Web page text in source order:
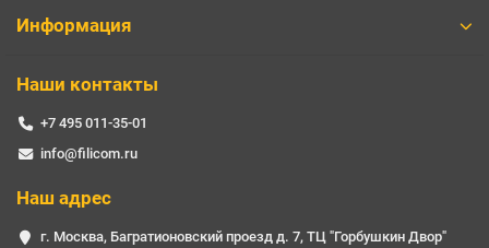
Информация
Наши контакты
+7 495 011-35-01
info@filicom.ru
Наш адрес
г. Москва, Багратионовский проезд д. 7, ТЦ "Горбушкин Двор"